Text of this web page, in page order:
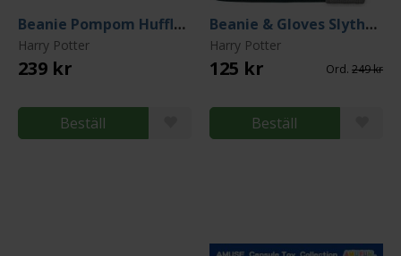
Beanie Pompom Hufflepuff
Harry Potter
239 kr
Beställ
Beanie & Gloves Slytherin Kids Set
Harry Potter
125 kr Ord. 249 kr
Beställ